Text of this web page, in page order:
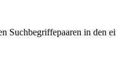
Suchbegriffepaaren in den